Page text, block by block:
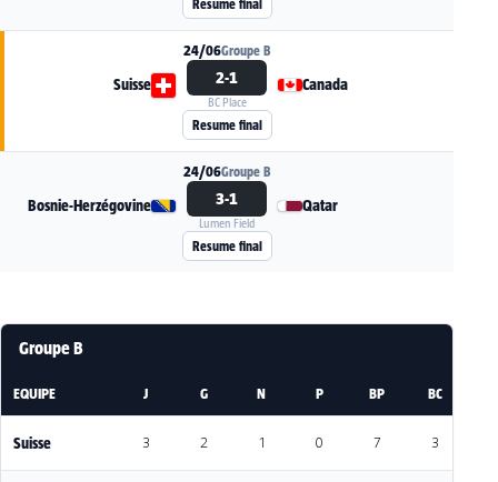
Resume final
Voir la fiche du match Suisse - Canada
24/06Groupe B
Suisse 2-1
BC Place
Canada
Resume final
Voir la fiche du match Bosnie-Herzégovine -
24/06Groupe B
Bosnie-Herzégovine 3-1
Lumen Field
Qatar
Resume final
Groupe B
EQUIPE J G N P BP BC
Suisse 3 2 1 0 7 3